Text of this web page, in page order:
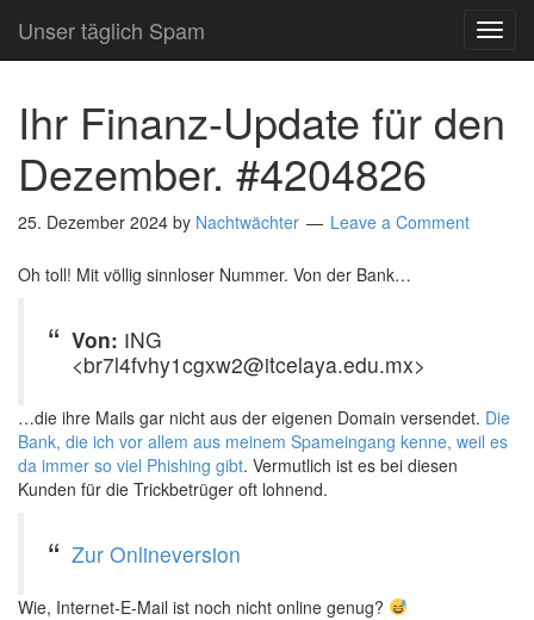
Unser täglich Spam
Ihr Finanz-Update für den
Dezember. #4204826
25. Dezember 2024 by Nachtwächter Leave a Comment
Oh toll! Mit völlig sinnloser Nummer. Von der Bank…
Von: ІNG
<br7l4fvhy1cgxw2@itcelaya.edu.mx>
…die ihre Mails gar nicht aus der eigenen Domain versendet. Die
Bank, die ich vor allem aus meinem Spameingang kenne, weil es
da immer so viel Phishing gibt. Vermutlich ist es bei diesen
Kunden für die Trickbetrüger oft lohnend.
Zur Onlineversion
Wie, Internet-E-Mail ist noch nicht online genug?